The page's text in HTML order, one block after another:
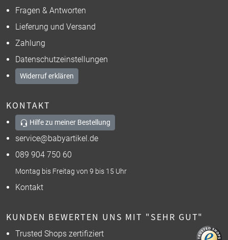
Fragen & Antworten
Lieferung und Versand
Zahlung
Datenschutzeinstellungen
Widerruf erklären
KONTAKT
Hilfe zu meiner Bestellung
service@babyartikel.de
089 904 750 60
Montag bis Freitag von 9 bis 15 Uhr
Kontakt
KUNDEN BEWERTEN UNS MIT "SEHR GUT"
Trusted Shops zertifiziert